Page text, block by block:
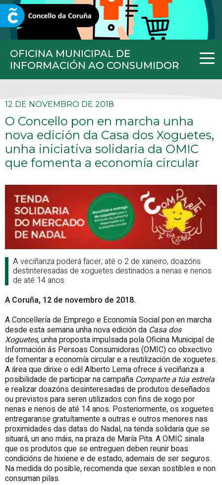
OFICINA MUNICIPAL DE
INFORMACIÓN AO CONSUMIDOR
CORUNA.GAL
12 DE NOVEMBRO DE 2018
O Concello pon en marcha unha
nova edición da Casa dos Xoguetes,
unha iniciativa solidaria da OMIC
que fomenta a economía circular
A veciñanza poderá facer, até o 2 de xaneiro, doazóns
destinteresadas de xoguetes destinados a nenas e nenos
de até 14 anos.
A Coruña, 12 de novembro de 2018.
A Concellería de Emprego e Economía Social pon en marcha
desde esta semana unha nova edición da Casa dos
Xoguetes, unha proposta impulsada pola Oficina Municipal de
Información ás Persoas Consumidoras (OMIC) co obxectivo
de fomentar a economía circular e a reutilización de xoguetes.
A área que dirixe o edil Alberto Lema ofrece á veciñanza a
posibilidade de participar na campaña Comparte a túa estrela
e realizar doazóns desinteresadas de produtos deseñados
ou previstos para seren utilizados con fins de xogo por
nenas e nenos de até 14 anos. Posteriormente, os xoguetes
entregaranse gratuítamente a outras e outros menores nas
proximidades das datas do Nadal, na tenda solidaria que se
situará, un ano máis, na praza de María Pita. A OMIC sinala
que os produtos que se entreguen deben reunir boas
condicións de hixiene e de estado, ademais de ser seguros.
Na medida do posible, recomenda que sexan sostibles e non
consuman pilas.